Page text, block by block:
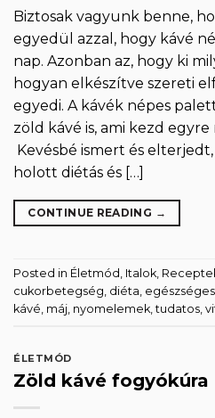
Biztosak vagyunk benne,
egyedül azzal, hogy kávé
nap. Azonban az, hogy ki
hogyan elkészítve szereti
egyedi. A kávék népes
zöld kávé is, ami kezd
Kevésbé ismert és
holott diétás és […]
CONTINUE READING →
Posted in Életmód , Italok,
cukorbetegség, diéta, egészséges
kávé, máj, nyomelemek,tudatos,
ÉLETMÓD
Zöld kávé fogyókúra